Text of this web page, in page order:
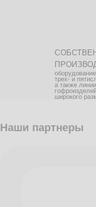
трех- и
а также
широкого
Наши партнеры